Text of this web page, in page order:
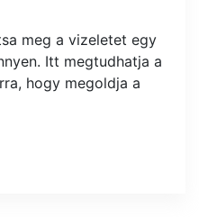
meg a vizeletet egy
Itt megtudhatja a
hogy megoldja a